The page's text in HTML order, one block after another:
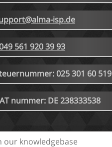
isp.de
561 920 39 93
025 301 60 519
nummer: DE 238333538